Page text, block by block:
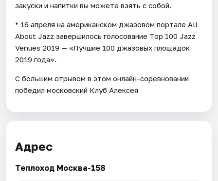
закуски и напитки вы можете взять с собой.
* 16 апреля на американском джазовом портале All
About Jazz завершилось голосование Top 100 Jazz
Venues 2019 — «Лучшие 100 джазовых площадок
2019 года».
С большим отрывом в этом онлайн-соревновании
победил московский Клуб Алексея
Адрес
Теплоход Москва-158